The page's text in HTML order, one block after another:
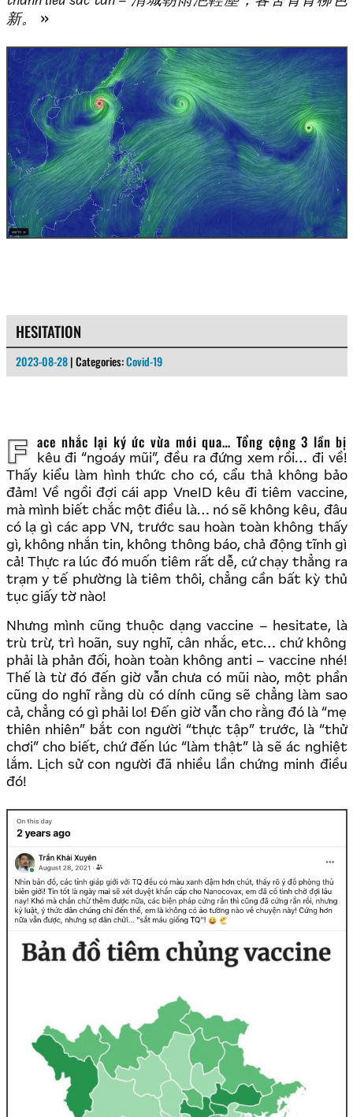
新。
HESITATION
2023-08-28 | Categories:Covid-19
Face nhắc lại ký ức vừa mới qua… Tổng cộng 3 lần bị
kêu đi “ngoáy mũi”, đều ra đứng xem rồi… đi về!
Thấy kiểu làm hình thức cho có, cẩu thả không bảo
đảm! Về ngồi đợi cái app VneID kêu đi tiêm vaccine,
mà mình biết chắc một điều là… nó sẽ không kêu, đâu
có lạ gì các app VN, trước sau hoàn toàn không thấy
gì, không nhắn tin, không thông báo, chả động tĩnh gì
cả! Thực ra lúc đó muốn tiêm rất dễ, cứ chạy thẳng ra
trạm y tế phường là tiêm thôi, chẳng cần bất kỳ thủ
tục giấy tờ nào!
Nhưng mình cũng thuộc dạng vaccine – hesitate, là
trù trừ, trì hoãn, suy nghĩ, cân nhắc, etc… chứ không
phải là phản đối, hoàn toàn không anti – vaccine nhé!
Thế là từ đó đến giờ vẫn chưa có mũi nào, một phần
cũng do nghĩ rằng dù có dính cũng sẽ chẳng làm sao
cả, chẳng có gì phải lo! Đến giờ vẫn cho rằng đó là “mẹ
thiên nhiên” bắt con người “thực tập” trước, là “thử
chơi” cho biết, chứ đến lúc “làm thật” là sẽ ác nghiệt
lắm. Lịch sử con người đã nhiều lần chứng minh điều
đó!